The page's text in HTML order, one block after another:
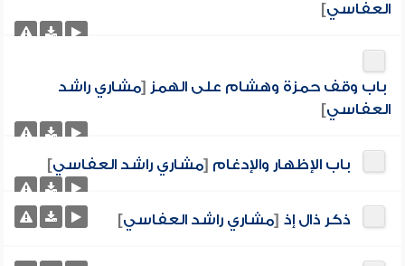
العفاسي]
باب وقف حمزة وهشام على الهمز [مشاري راشد
العفاسي]
باب الإظهار والإدغام [مشاري راشد العفاسي]
ذكر ذال إذ [مشاري راشد العفاسي]